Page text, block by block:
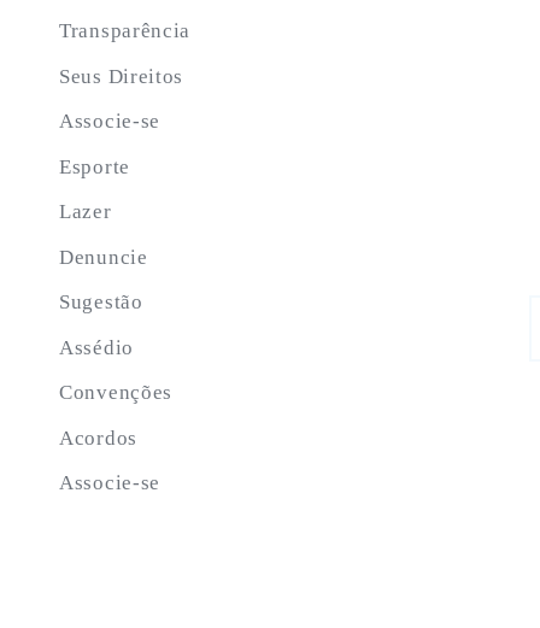
Transparência
Seus Direitos
Associe-se
Esporte
Lazer
Denuncie
Sugestão
Assédio
Convenções
Acordos
Associe-se